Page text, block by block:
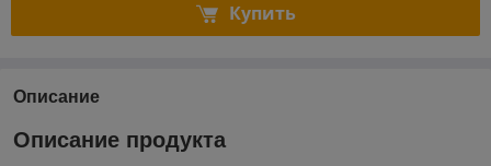
Купить
Описание
Описание продукта